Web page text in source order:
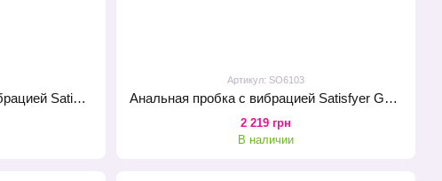
Анальная смарт-пробка с вибрацией Satisfyer Sweet Seal Black
Артикул: SO6103
Анальная пробка с вибрацией Satisfyer Game Changer Black
2 219 грн
В наличии